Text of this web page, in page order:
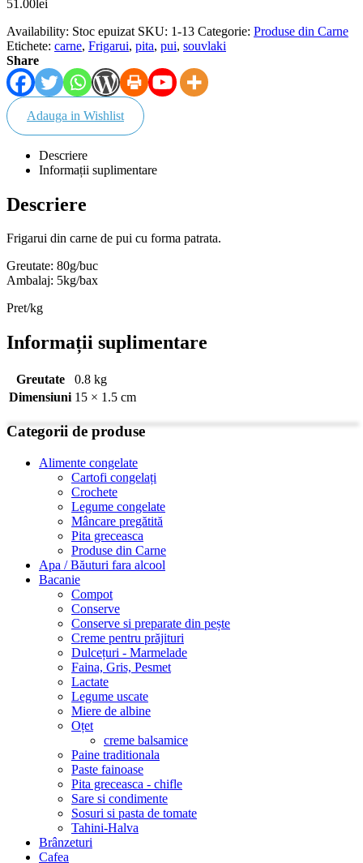
51.00lei
Availability: Stoc epuizat SKU: 1-13 Categorie: Produse din Carne
Etichete: carne, Frigarui, pita, pui, souvlaki
Share
Adauga in Wishlist
Descriere
Informații suplimentare
Descriere
Frigarui din carne de pui cu forma patrata.
Greutate: 80g/buc
Ambalaj: 5kg/bax
Pret/kg
Informații suplimentare
Greutate
0.8 kg
Dimensiuni 15 × 1.5 cm
Categorii de produse
Alimente congelate
Cartofi congelați
Crochete
Legume congelate
Mâncare pregătită
Pita greceasca
Produse din Carne
Apa / Băuturi fara alcool
Bacanie
Compot
Conserve
Conserve si preparate din pește
Creme pentru prăjituri
Dulcețuri - Marmelade
Faina, Gris, Pesmet
Lactate
Legume uscate
Miere de albine
Oțet
creme balsamice
Paine traditionala
Paste fainoase
Pita greceasca - chifle
Sare si condimente
Sosuri si pasta de tomate
Tahini-Halva
Brânzeturi
Cafea